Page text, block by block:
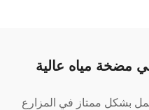
مضخة مياه عالية
بشكل ممتاز في المزارع